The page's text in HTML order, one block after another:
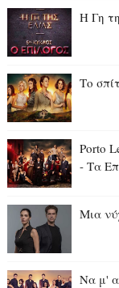
Η Γη
Το
Porto
- Τα
Μια
Να μ'